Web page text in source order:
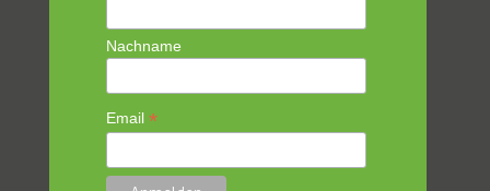
Nachname
Email*